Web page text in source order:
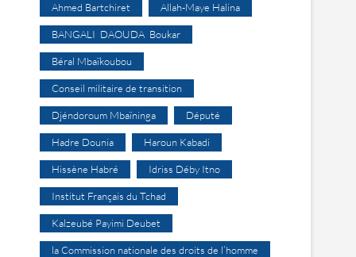
Ahmed Bartchiret Allah-Maye Halina
BANGALI DAOUDA Boukar
Béral Mbaïkoubou
Conseil militaire de transition
Djéndoroum Mbaïninga Député
Hadre Dounia Haroun Kabadi
Hissène Habré Idriss Déby Itno
Institut Français du Tchad
Kalzeubé Payimi Deubet
la Commission nationale des droits de l’homme